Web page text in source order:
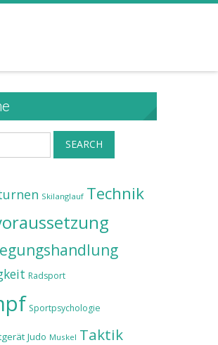
SEARCH
Skilanglauf Technik
Radsport
Sportpsychologie
Judo Muskel Taktik